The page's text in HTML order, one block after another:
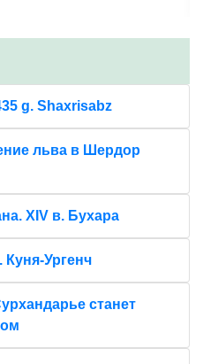
g. Shaxrisabz
льва в Шердор
XIV в. Бухара
Куня-Ургенч
станет